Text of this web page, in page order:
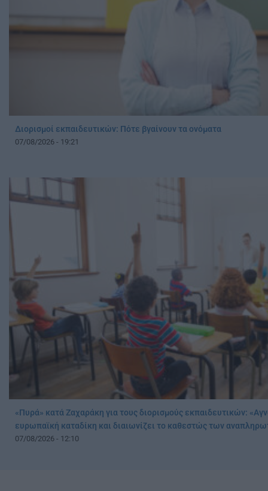
Διορισμοί εκπαιδευτικών: Πότε βγαίνουν τα ονόματα
07/08/2026 - 19:21
«Πυρά» κατά Ζαχαράκη για τους διορισμούς εκπαιδευτικών:
ευρωπαϊκή καταδίκη και διαιωνίζει το καθεστώς των
07/08/2026 - 12:10